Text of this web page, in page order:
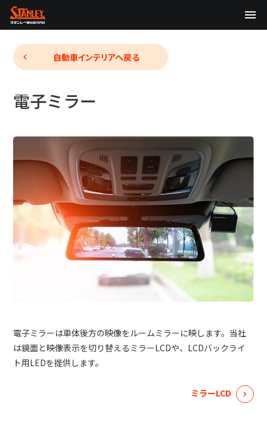
English 中文
製品検索
TOP
企業情報
製品情報
サステナビリティ
株主・投資家情報
ニュース
採用情報
自動車インテリアへ戻る
電子ミラー
電子ミラーは車体後方の映像をルームミラーに映します。当社
は鏡面と映像表示を切り替えるミラーLCDや、LCDバックライ
ト用LEDを提供します。
ミラーLCD